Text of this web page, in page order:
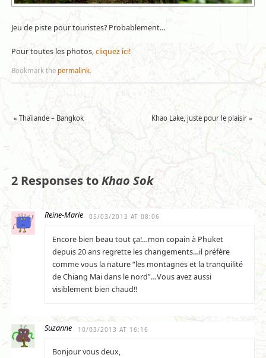
Jeu de piste pour touristes? Probablement…
Pour toutes les photos,cliquez ici!
Bookmark the permalink.
« Thaïlande – Bangkok Khao Lake, juste pour le plaisir»
2 Responses toKhao Sok
Reine-Marie 05/03/2013 AT 08:06
Encore bien beau tout ça!…mon copain à Phuket
depuis 20 ans regrette les changements…il préfère
comme vous la nature “les montagnes et la tranquilité
de Chiang Mai dans le nord”…Vous avez aussi
visiblement bien chaud!!
Suzanne 10/03/2013 AT 16:16
Bonjour vous deux,